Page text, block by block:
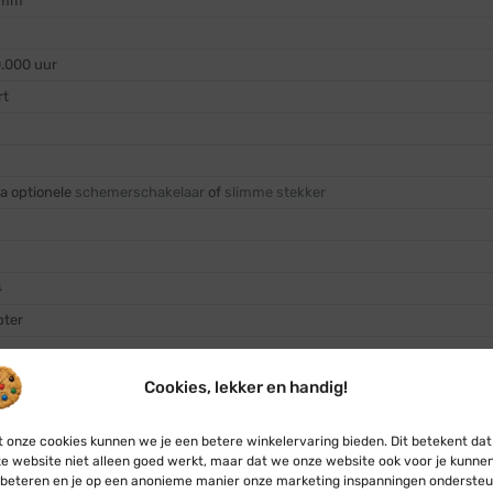
Cookies, lekker en handig!
onze cookies kunnen we je een betere winkelervaring bieden. Dit betekent dat
website niet alleen goed werkt, maar dat we onze website ook voor je
en je op een anonieme manier onze marketing inspanningen
uur
optionele schemerschakelaar of slimme stekker
240 Volt / 50Hz
optionele slimme stekker